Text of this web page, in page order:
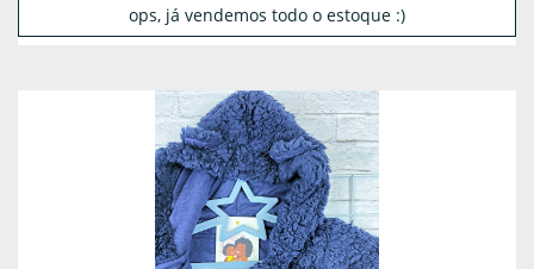
ops, já vendemos todo o estoque :)